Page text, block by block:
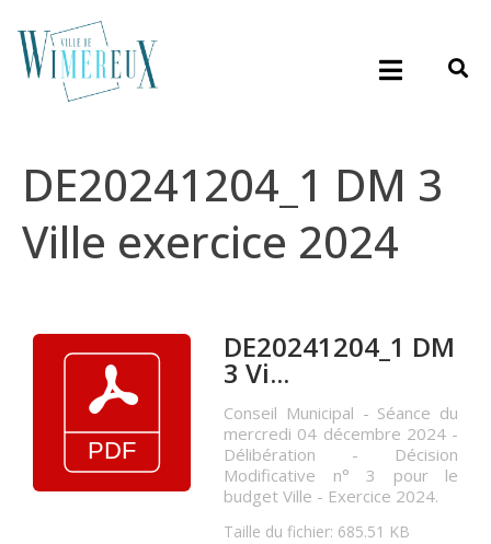
DE20241204_1 DM 3
Ville exercice 2024
DE20241204_1 DM
3 Vi...
Conseil Municipal - Séance du
mercredi 04 décembre 2024 -
Délibération - Décision
Modificative n° 3 pour le
budget Ville - Exercice 2024.
Taille du fichier: 685.51 KB